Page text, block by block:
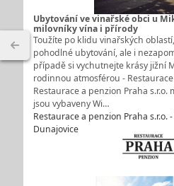
Ubytování ve vinařské obci u
milovníky vína i přírody
Toužíte po klidu vinařských
pohodlné ubytování, ale i
případě si vychutnejte krásy jižní
rodinnou atmosférou -
Restaurace a penzion Praha
jsou vybaveny Wi…
Restaurace a penzion Praha s.r.o.
Dunajovice